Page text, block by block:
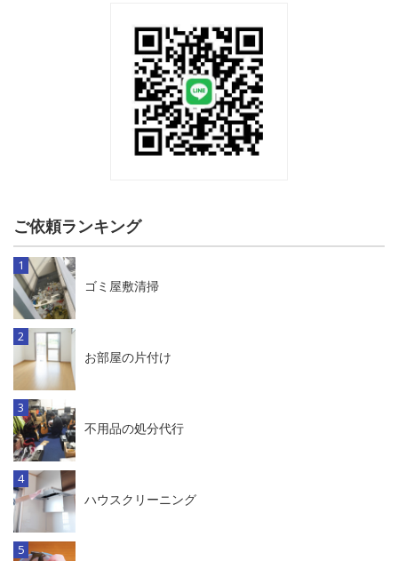
ご依頼ランキング
ゴミ屋敷清掃
お部屋の片付け
不用品の処分代行
ハウスクリーニング